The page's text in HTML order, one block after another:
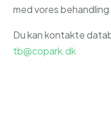
med vores
Du kan kontakte
tb@copark.dk